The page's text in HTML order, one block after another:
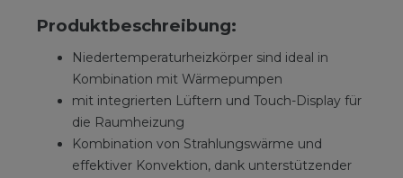
Produktbeschreibung:
Niedertemperaturheizkörper sind ideal in
Kombination mit Wärmepumpen
mit integrierten Lüftern und Touch-Display für
die Raumheizung
Kombination von Strahlungswärme und
effektiver Konvektion, dank unterstützender